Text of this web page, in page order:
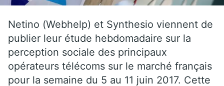
Netino (Webhelp) et Synthesio viennent de
publier leur étude hebdomadaire sur la
perception sociale des principaux
opérateurs télécoms sur le marché français
pour la semaine du 5 au 11 juin 2017. Cette